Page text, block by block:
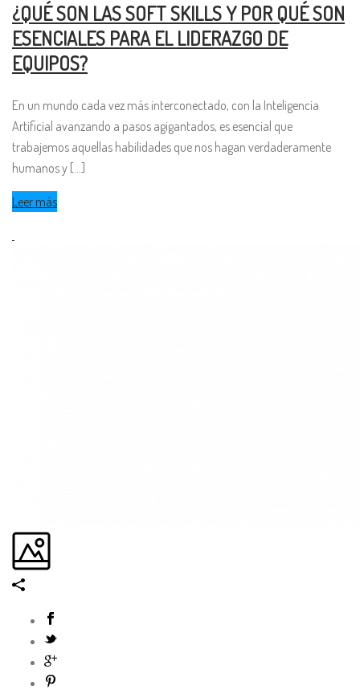
¿QUÉ SON LAS SOFT SKILLS Y POR QUÉ SON
ESENCIALES PARA EL LIDERAZGO DE
EQUIPOS?
En un mundo cada vez más interconectado, con la Inteligencia
Artificial avanzando a pasos agigantados, es esencial que
trabajemos aquellas habilidades que nos hagan verdaderamente
humanos y [...]
Leer más